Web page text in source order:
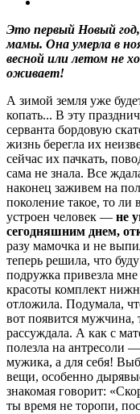
Это первый Новый
мамы. Она умерла в
весной или летом не
оживает!
А зимой земля уже
копать... В эту
серванта бордовую
жизнь берегла их
сейчас их пачкать,
сама не знала. Все
наконец заживем на
поколение такое, то
устроен человек — не
сегодняшним днем,
разу мамочка и не
теперь решила, что
подружка привезла
красоты комплект
отложила. Подумала,
вот появится мужчина,
рассуждала. А как с
полезла на антресоли
мужика, а для себя!
вещи, особенно
знакомая говорит:
ты время не торопи,